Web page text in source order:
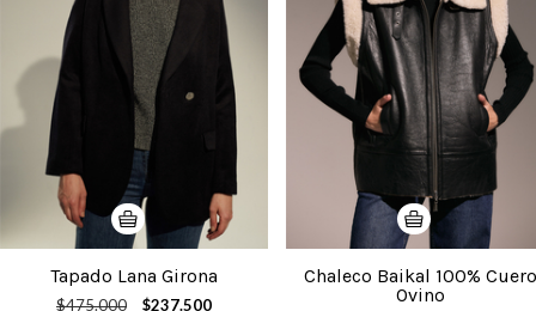
Tapado Lana Girona
$475.000 $237.500
Chaleco Baikal 100% Cuero
Ovino